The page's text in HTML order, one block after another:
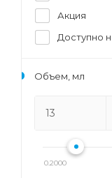
Акция
Доступно
Объем, мл
0.2000